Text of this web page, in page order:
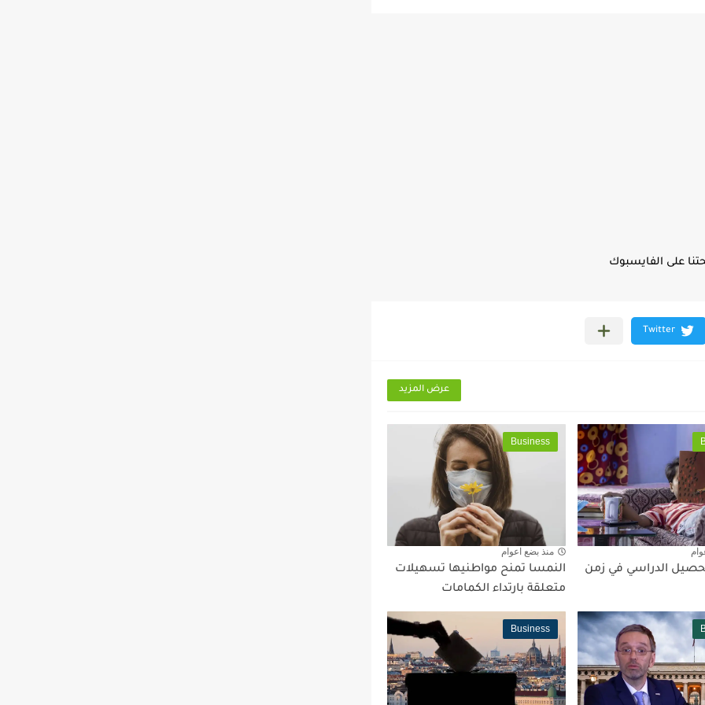
على الفايسبوك
عرض المزيد
الدراسي في زمن
Business
منذ بضع اعوام
النمسا تمنح مواطنيها تسهيلات
متعلقة بارتداء الكمامات
Business